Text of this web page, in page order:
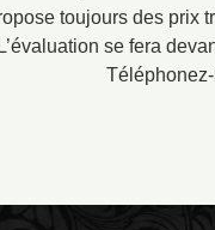
toujours des prix
se fera